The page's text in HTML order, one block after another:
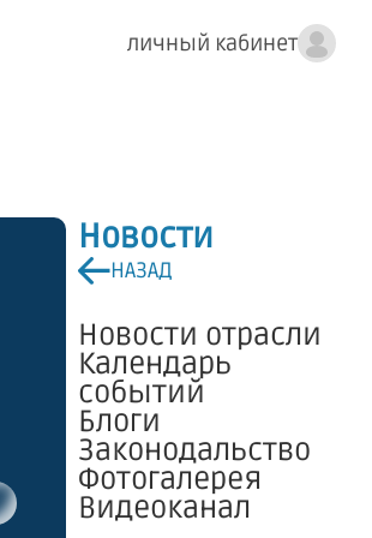
личный кабинет
Новости
НАЗАД
Новости отрасли
Календарь
событий
Блоги
Законодальство
Фотогалерея
Видеоканал